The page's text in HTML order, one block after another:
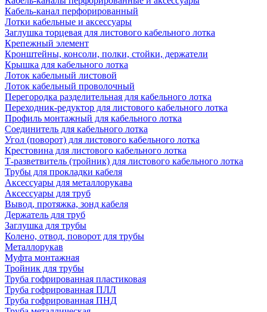
Кабель-канал перфорированный
Лотки кабельные и аксессуары
Заглушка торцевая для листового кабельного лотка
Крепежный элемент
Кронштейны, консоли, полки, стойки, держатели
Крышка для кабельного лотка
Лоток кабельный листовой
Лоток кабельный проволочный
Перегородка разделительная для кабельного лотка
Переходник-редуктор для листового кабельного лотка
Профиль монтажный для кабельного лотка
Соединитель для кабельного лотка
Угол (поворот) для листового кабельного лотка
Крестовина для листового кабельного лотка
Т-разветвитель (тройник) для листового кабельного лотка
Трубы для прокладки кабеля
Аксессуары для металлорукава
Аксессуары для труб
Вывод, протяжка, зонд кабеля
Держатель для труб
Заглушка для трубы
Колено, отвод, поворот для трубы
Металлорукав
Муфта монтажная
Тройник для трубы
Труба гофрированная пластиковая
Труба гофрированная ПЛЛ
Труба гофрированная ПНД